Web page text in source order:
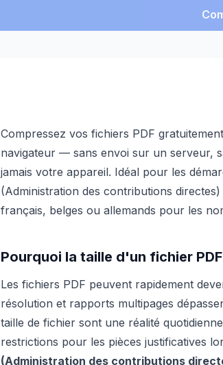
Compressez vos fichiers PDF
navigateur — sans envoi sur un serveur,
jamais votre appareil. Idéal pour les
(Administration des contributions
français, belges ou allemands pour les
Pourquoi la taille d'un fichier
Les fichiers PDF peuvent rapidement
résolution et rapports multipages
taille de fichier sont une réalité
restrictions pour les pièces justificatives
(Administration des contributions